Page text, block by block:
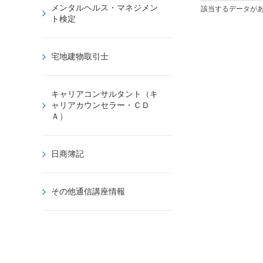
メンタルヘルス・マネジメン
ト検定
宅地建物取引士
キャリアコンサルタント（キ
ャリアカウンセラー・ＣＤ
Ａ）
日商簿記
その他通信講座情報
該当するデータが